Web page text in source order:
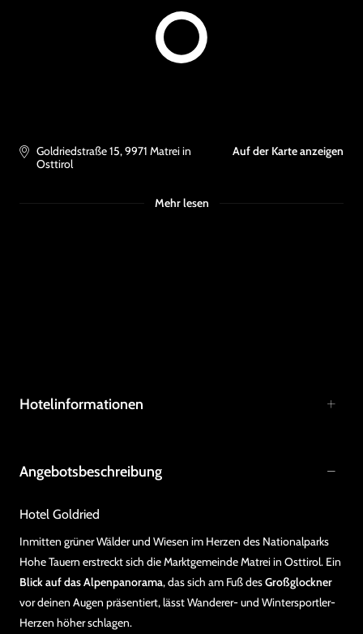
Goldriedstraße 15,9971 Matrei in
Osttirol
Auf der Karte anzeigen
Mehr lesen
Hotelinformationen
Angebotsbeschreibung
Hotel Goldried
Inmitten grüner Wälder und Wiesen im Herzen des Nationalparks
Hohe Tauern erstreckt sich die Marktgemeinde Matrei in Osttirol. Ein
Blick auf das Alpenpanorama, das sich am Fuß desGroßglockner
vor deinen Augen präsentiert, lässt Wanderer- und Wintersportler-
Herzen höher schlagen.